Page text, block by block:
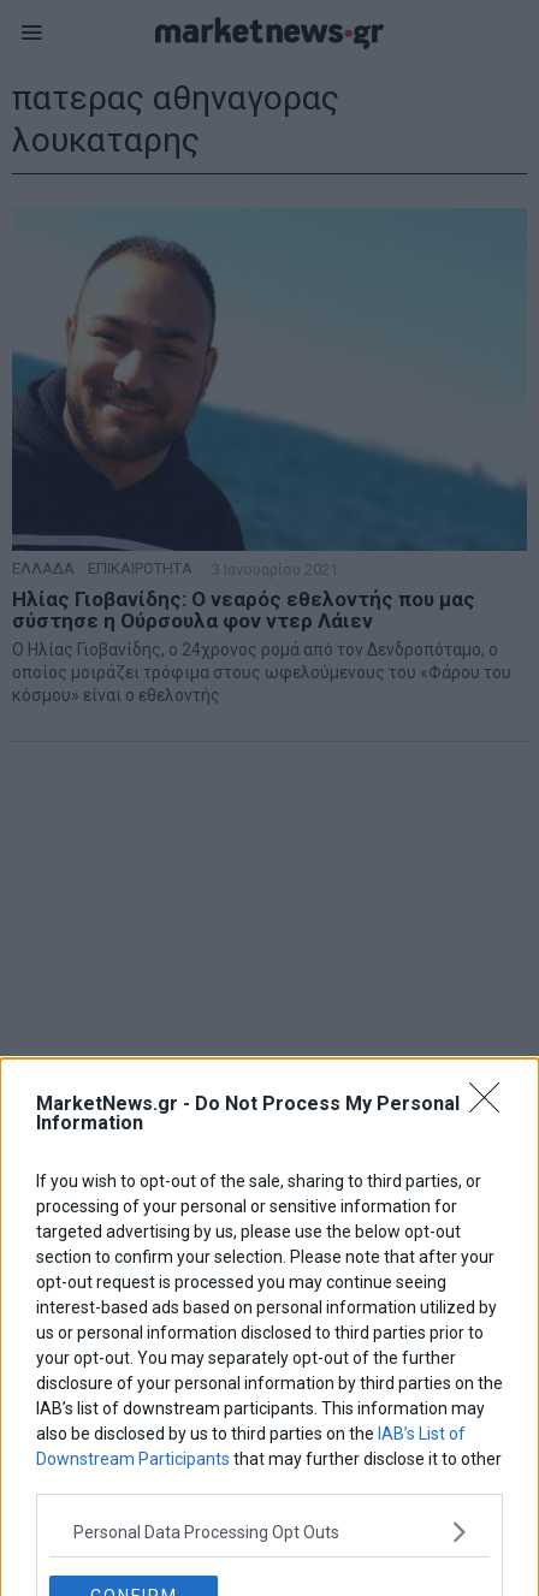
MarketNews.gr - Do Not Process My Personal
Information
If you wish to opt-out of the sale, sharing to third parties, or
processing of your personal or sensitive information for
targeted advertising by us, please use the below opt-out
section to confirm your selection. Please note that after your
opt-out request is processed you may continue seeing
interest-based ads based on personal information utilized by
us or personal information disclosed to third parties prior to
your opt-out. You may separately opt-out of the further
disclosure of your personal information by third parties on the
IAB’s list of downstream participants. This information may
also be disclosed by us to third parties on the IAB’s List of
Downstream Participants that may further disclose it to other
Personal Data Processing Opt Outs
πατερας αθηναγορας
λουκαταρης
ΕΛΛΑΔΑ ΕΠΙΚΑΙΡΟΤΗΤΑ 3 Ιανουαρίου 2021
Ηλίας Γιοβανίδης: Ο νεαρός εθελοντής που μας
σύστησε η Ούρσουλα φον ντερ Λάιεν
Ο Ηλίας Γιοβανίδης, ο 24χρονος ρομά από τον Δενδροπόταμο, ο
οποίος μοιράζει τρόφιμα στους ωφελούμενους του «Φάρου του
κόσμου» είναι ο εθελοντής
ΑΡΘΡΟΓΡΑΦΟΙ
Ελευθερία Κούρταλη
Οι «τιμωροί» των ομολόγων επέστρεψαν
Εύη Φραγκάκη
Η αληθινή παιδεία ξεκινά από την ψυχή…
Σταματίνα Σταματάκου
Δημήτρης Καμπουράκης